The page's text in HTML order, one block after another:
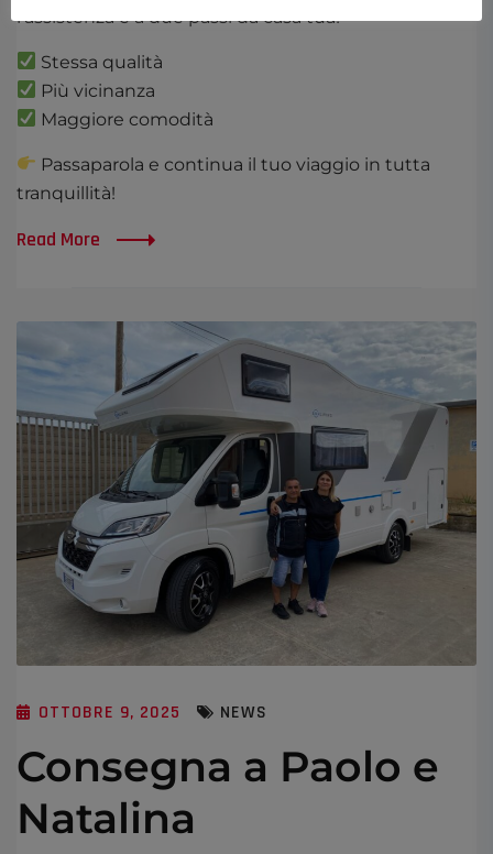
l’assistenza è a due passi da casa tua!
Stessa qualità
Più vicinanza
Maggiore comodità
Passaparola e continua il tuo viaggio in tutta
tranquillità!
Read More
OTTOBRE 9, 2025 NEWS
Consegna a Paolo e
Natalina